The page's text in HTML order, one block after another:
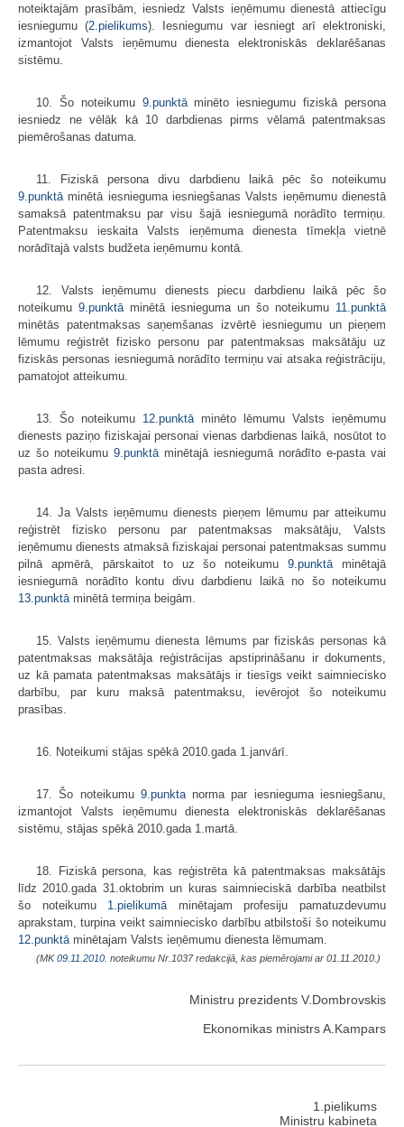
noteiktajām prasībām, iesniedz Valsts ieņēmumu dienestā attiecīgu
iesniegumu (2.pielikums). Iesniegumu var iesniegt arī elektroniski,
izmantojot Valsts ieņēmumu dienesta elektroniskās deklarēšanas
sistēmu.
10. Šo noteikumu 9.punktāminēto iesniegumu fiziskā persona
iesniedz ne vēlāk kā 10 darbdienas pirms vēlamā patentmaksas
piemērošanas datuma.
11. Fiziskā persona divu darbdienu laikā pēc šo noteikumu
9.punktā minētā iesnieguma iesniegšanas Valsts ieņēmumu dienestā
samaksā patentmaksu par visu šajā iesniegumā norādīto termiņu.
Patentmaksu ieskaita Valsts ieņēmuma dienesta tīmekļa vietnē
norādītajā valsts budžeta ieņēmumu kontā.
12. Valsts ieņēmumu dienests piecu darbdienu laikā pēc šo
noteikumu 9.punktā minētā iesnieguma un šo noteikumu 11.punktā
minētās patentmaksas saņemšanas izvērtē iesniegumu un pieņem
lēmumu reģistrēt fizisko personu par patentmaksas maksātāju uz
fiziskās personas iesniegumā norādīto termiņu vai atsaka reģistrāciju,
pamatojot atteikumu.
13. Šo noteikumu 12.punktā minēto lēmumu Valsts ieņēmumu
dienests paziņo fiziskajai personai vienas darbdienas laikā, nosūtot to
uz šo noteikumu 9.punktā minētajā iesniegumā norādīto e-pasta vai
pasta adresi.
14. Ja Valsts ieņēmumu dienests pieņem lēmumu par atteikumu
reģistrēt fizisko personu par patentmaksas maksātāju, Valsts
ieņēmumu dienests atmaksā fiziskajai personai patentmaksas summu
pilnā apmērā, pārskaitot to uz šo noteikumu9.punktā minētajā
iesniegumā norādīto kontu divu darbdienu laikā no šo noteikumu
13.punktā minētā termiņa beigām.
15. Valsts ieņēmumu dienesta lēmums par fiziskās personas kā
patentmaksas maksātāja reģistrācijas apstiprināšanu ir dokuments,
uz kā pamata patentmaksas maksātājs ir tiesīgs veikt saimniecisko
darbību, par kuru maksā patentmaksu, ievērojot šo noteikumu
prasības.
16. Noteikumi stājas spēkā 2010.gada 1.janvārī.
17. Šo noteikumu 9.punktanorma par iesnieguma iesniegšanu,
izmantojot Valsts ieņēmumu dienesta elektroniskās deklarēšanas
sistēmu, stājas spēkā 2010.gada 1.martā.
18. Fiziskā persona, kas reģistrēta kā patentmaksas maksātājs
līdz 2010.gada 31.oktobrim un kuras saimnieciskā darbība neatbilst
šo noteikumu 1.pielikumā minētajam profesiju pamatuzdevumu
aprakstam, turpina veikt saimniecisko darbību atbilstoši šo noteikumu
12.punktā minētajam Valsts ieņēmumu dienesta lēmumam.
(MK09.11.2010. noteikumu Nr.1037 redakcijā, kas piemērojami ar 01.11.2010.)
Ministru prezidents V.Dombrovskis
Ekonomikas ministrs A.Kampars
1.pielikums
Ministru kabineta